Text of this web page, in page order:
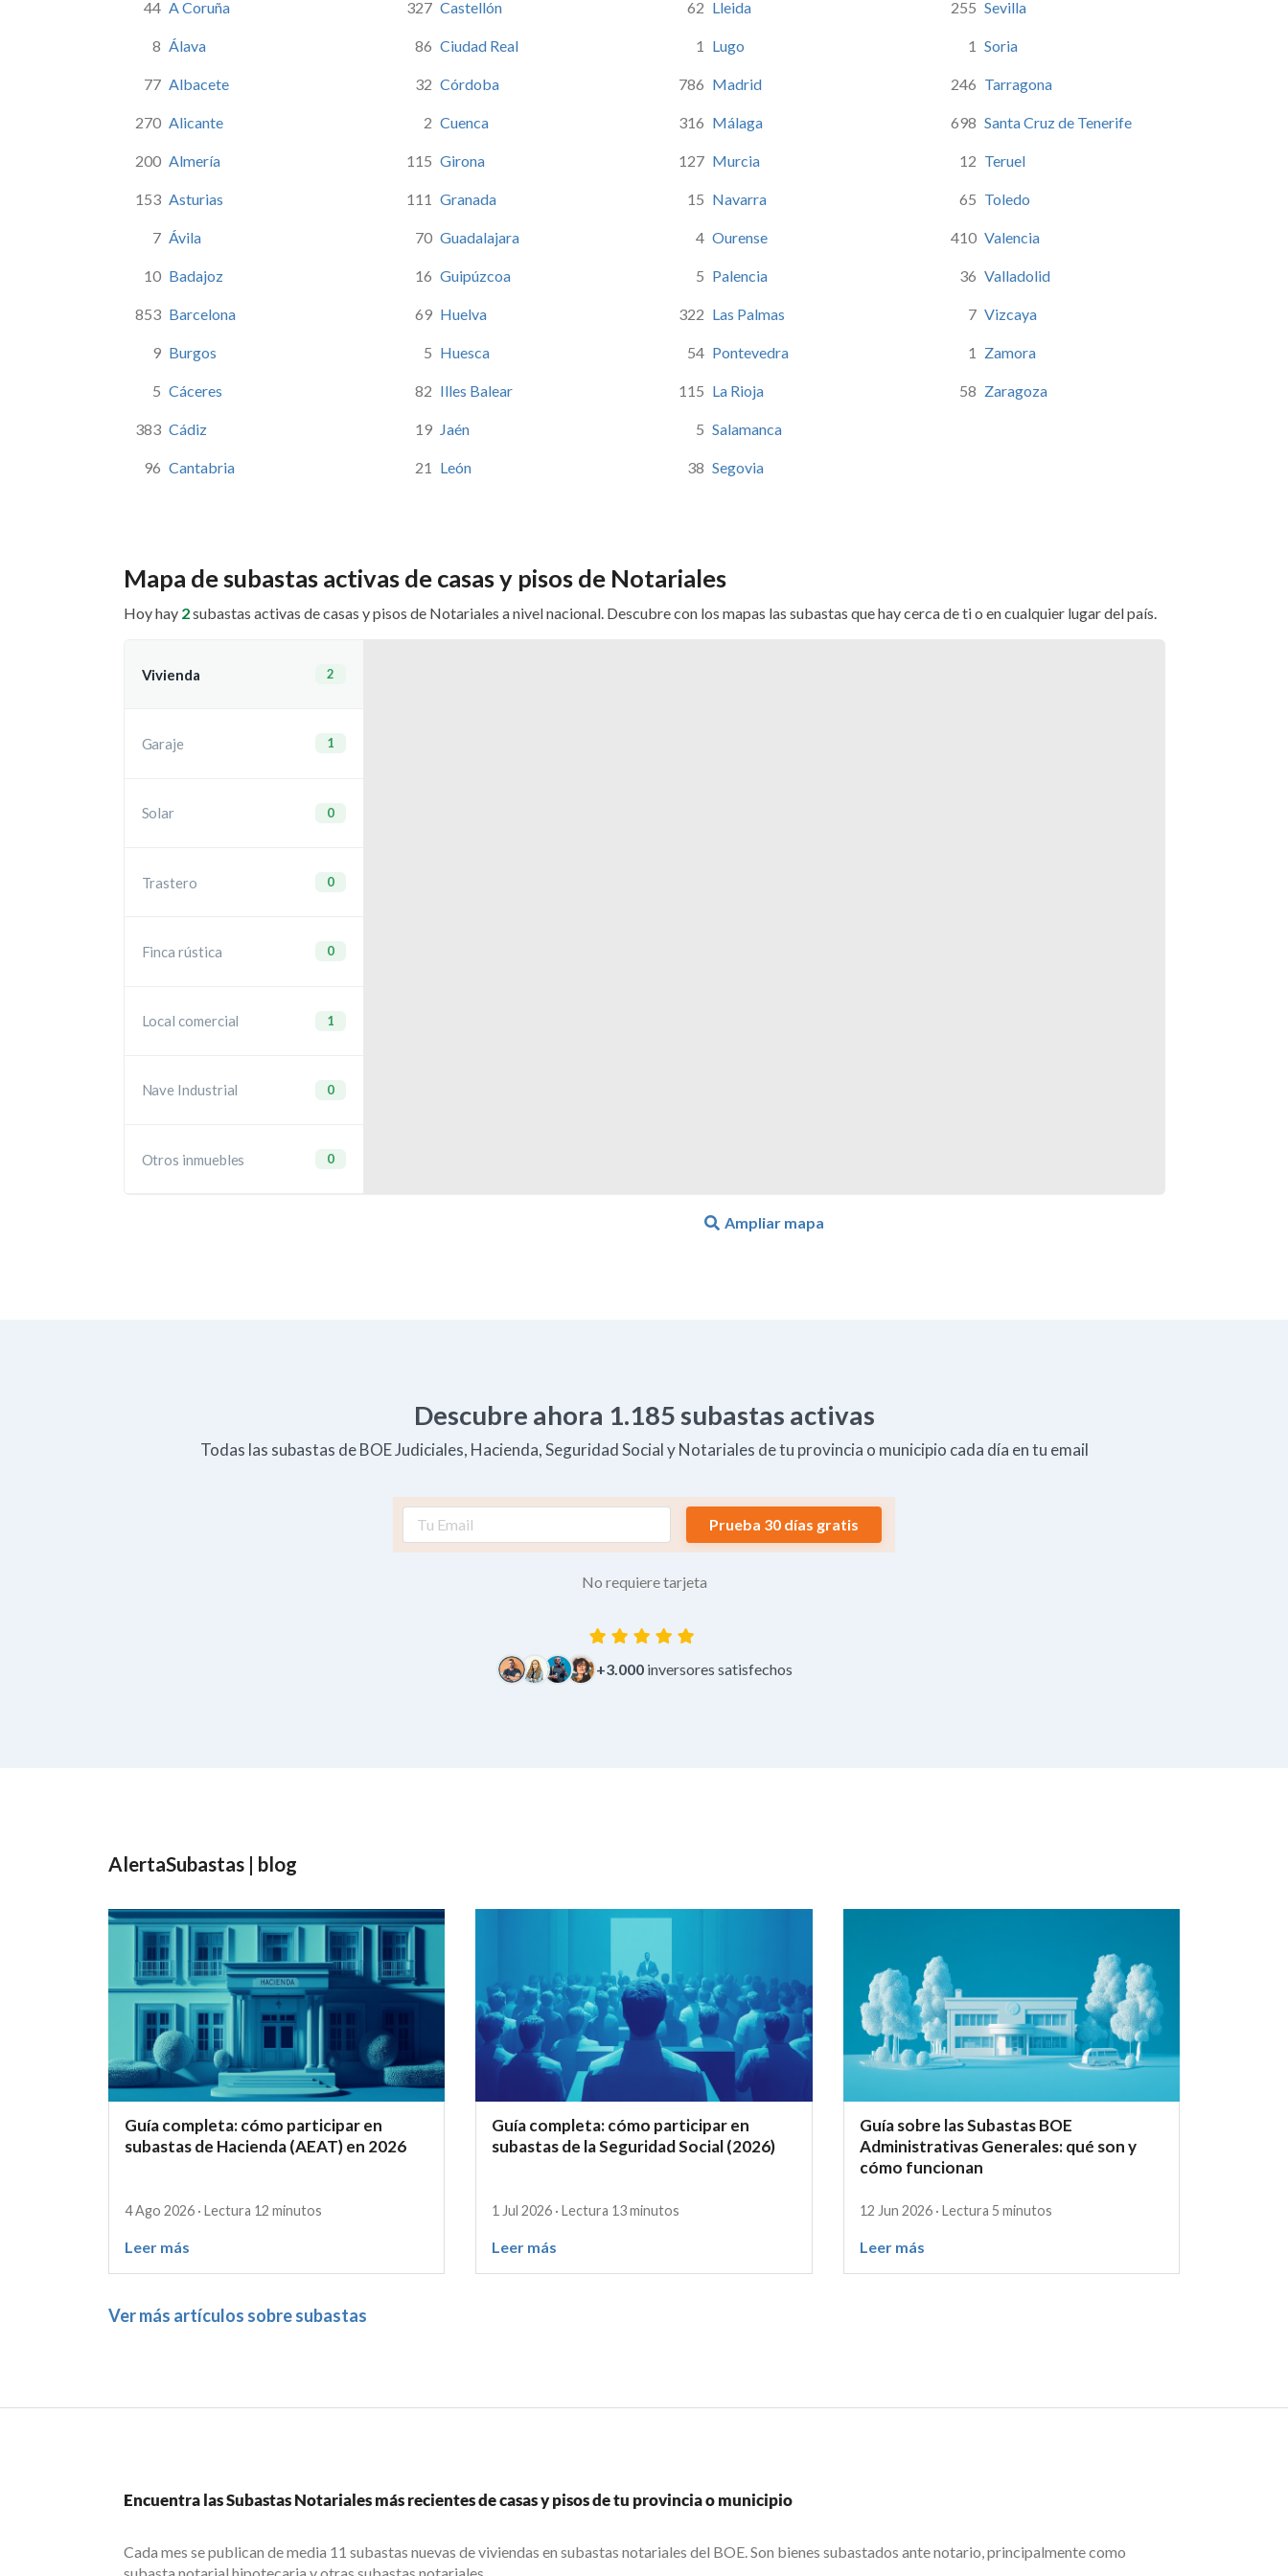
Vizcaya
44 A Coruña
8 Álava
77 Albacete
270 Alicante
200 Almería
153 Asturias
7 Ávila
10 Badajoz
853 Barcelona
9 Burgos
5 Cáceres
383 Cádiz
96 Cantabria
327 Castellón
86 Ciudad Real
32 Córdoba
2 Cuenca
115 Girona
111 Granada
70 Guadalajara
16 Guipúzcoa
69 Huelva
5 Huesca
82 Illes Balear
19 Jaén
21 León
62 Lleida
1 Lugo
786 Madrid
316 Málaga
127 Murcia
15 Navarra
4 Ourense
5 Palencia
322 Las Palmas
54 Pontevedra
115 La Rioja
5 Salamanca
38 Segovia
255 Sevilla
1 Soria
246 Tarragona
698 Santa Cruz de Tenerife
12 Teruel
65 Toledo
410 Valencia
36 Valladolid
7 Vizcaya
1 Zamora
58 Zaragoza
Mapa de subastas activas de casas y pisos de Notariales
Hoy hay 2subastas activas de casas y pisos de Notariales a nivel nacional. Descubre con los mapas las subastas que hay cerca de ti o en cualquier lugar del país.
Vivienda 2
Garaje 1
Solar 0
Trastero 0
Finca rústica 0
Local comercial 1
Nave Industrial 0
Otros inmuebles 0
Ampliar mapa
Descubre ahora 1.185 subastas activas
Todas las subastas de BOE Judiciales, Hacienda, Seguridad Social y Notariales de tu provincia o municipio cada día en tu email
Prueba 30 días gratis
No requiere tarjeta
+3.000inversores satisfechos
AlertaSubastas | blog
Guía completa: cómo participar en
subastas de Hacienda (AEAT) en 2026
4 Ago 2026 · Lectura 12 minutos
Leer más
Guía completa: cómo participar en
subastas de la Seguridad Social (2026)
1 Jul 2026 · Lectura 13 minutos
Leer más
Guía sobre las Subastas BOE
Administrativas Generales: qué son y
cómo funcionan
12 Jun 2026 · Lectura 5 minutos
Leer más
Ver más artículos sobre subastas
Encuentra las Subastas Notariales más recientes de casas y pisos de tu provincia o municipio
Cada mes se publican de media 11 subastas nuevas de viviendas en subastas notariales del BOE. Son bienes subastados ante notario, principalmente como